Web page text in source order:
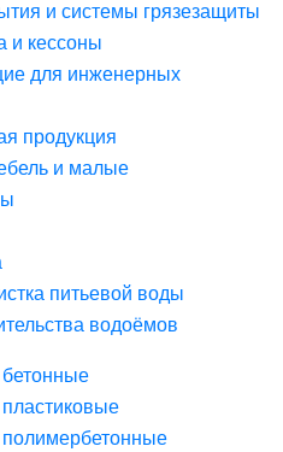
и системы грязезащиты
и кессоны
для инженерных
продукция
и малые
питьевой воды
водоёмов